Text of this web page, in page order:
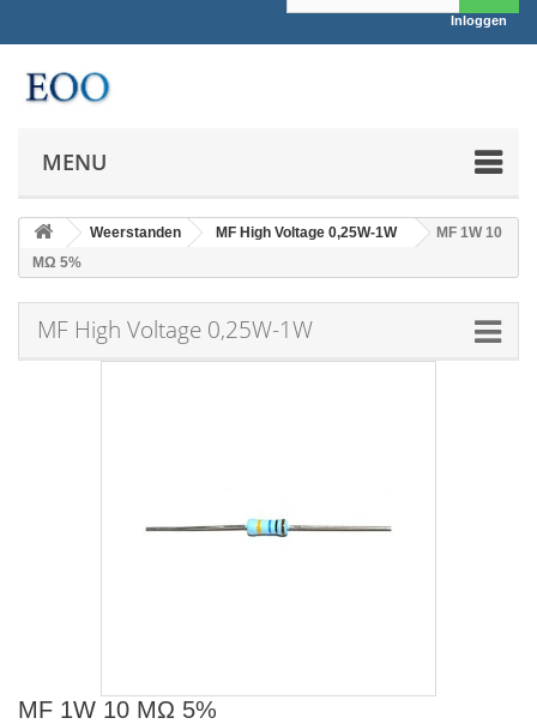
Inloggen
MENU
Weerstanden MF High Voltage 0,25W-1W
MF 1W 10
MΩ 5%
MF High Voltage 0,25W-1W
MF 1W 10 MΩ 5%